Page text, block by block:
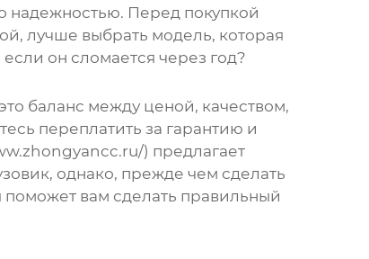
надежностью. Перед покупкой
лучше выбрать модель, которая
он сломается через год?
баланс между ценой, качеством,
переплатить за гарантию и
) предлагает
, однако, прежде чем сделать
вам сделать правильный